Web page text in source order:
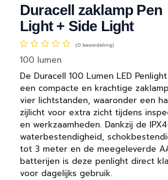
Duracell zaklamp Pen
Light + Side Light
(0 beoordeling)
100 lumen
De Duracell 100 Lumen LED
een compacte en krachtige
vier lichtstanden, waaronder een
zijlicht voor extra zicht tijdens
en werkzaamheden. Dankzij de
waterbestendigheid,
tot 3 meter en de meegeleverde
batterijen is deze penlight direct
voor dagelijks gebruik.